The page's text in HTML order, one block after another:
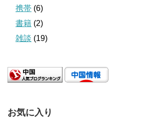
携帯 (6)
書籍 (2)
雑談 (19)
お気に入り